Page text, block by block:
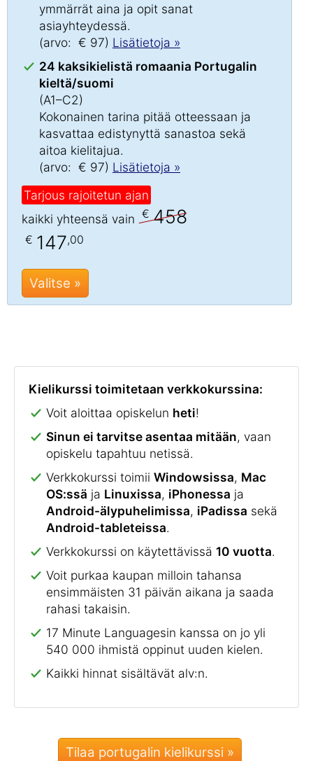
ymmärrät aina ja opit sanat
asiayhteydessä.
(arvo: € 97) Lisätietoja »
24 kaksikielistä romaania Portugalin
kieltä/suomi
(A1–C2)
Kokonainen tarina pitää otteessaan ja
kasvattaa edistynyttä sanastoa sekä
aitoa kielitajua.
(arvo: € 97) Lisätietoja »
Tarjous rajoitetun ajan
kaikki yhteensä vain € 458
€ 147,00
Valitse »
Kielikurssi toimitetaan verkkokurssina:
Voit aloittaa opiskelun heti!
Sinun ei tarvitse asentaa mitään, vaan
opiskelu tapahtuu netissä.
Verkkokurssi toimii Windowsissa, Mac
OS:ssä ja Linuxissa, iPhonessa ja
Android-älypuhelimissa, iPadissa sekä
Android-tableteissa.
Verkkokurssi on käytettävissä 10 vuotta.
Voit purkaa kaupan milloin tahansa
ensimmäisten 31 päivän aikana ja saada
rahasi takaisin.
17 Minute Languagesin kanssa on jo yli
540 000 ihmistä oppinut uuden kielen.
Kaikki hinnat sisältävät alv:n.
Tilaa portugalin kielikurssi »